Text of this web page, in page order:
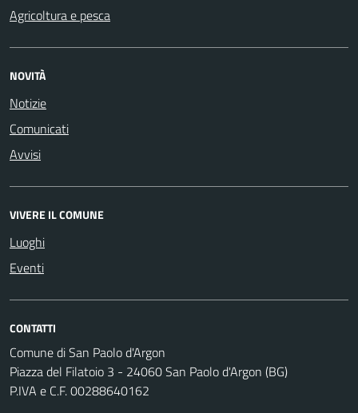
Agricoltura e pesca
NOVITÀ
Notizie
Comunicati
Avvisi
VIVERE IL COMUNE
Luoghi
Eventi
CONTATTI
Comune di San Paolo d'Argon
Piazza del Filatoio 3 - 24060 San Paolo d'Argon (BG)
P.IVA e C.F. 00288640162